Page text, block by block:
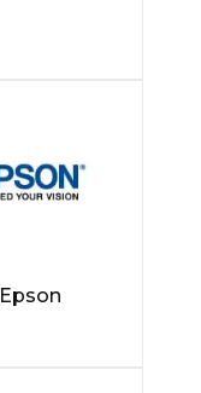
Epson